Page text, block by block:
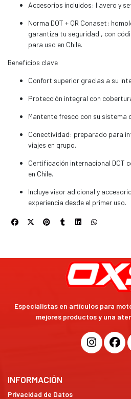
Accesorios incluidos: llavero y
Norma DOT + QR Conaset:
garantiza tu seguridad , con
para uso en Chile.
Beneficios clave
Confort superior gracias a su
Protección integral con
Mantente fresco con su sistema
Conectividad: preparado para
viajes en grupo.
Certificación internacional DOT
en Chile.
Incluye visor adicional y
experiencia desde el primer uso.
Especialistas en artículos para
mejores productos y una
INFORMACIÓN
Privacidad de Datos